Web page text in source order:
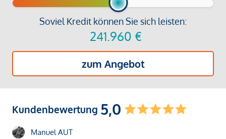
Soviel Kredit können Sie sich leisten:
241.960 €
zum Angebot
Kundenbewertung 5,0
Manuel AUT